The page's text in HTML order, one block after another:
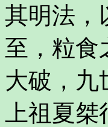
其明法，
至，粒食
大破，九
上祖夏